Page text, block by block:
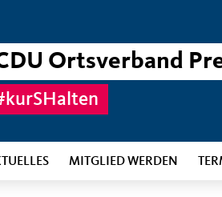
Ortsverband
MITGLIED WERDEN